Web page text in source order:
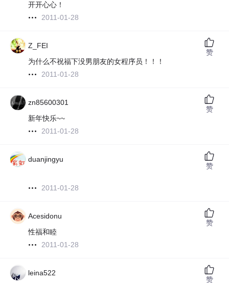
开开心心！
2011-01-28
Z_FEI
为什么不祝福下没男朋友的女程序员！！！
2011-01-28
赞
zn85600301
新年快乐~~
2011-01-28
赞
duanjingyu
2011-01-28
赞
Acesidonu
性福和睦
2011-01-28
赞
leina522
赞